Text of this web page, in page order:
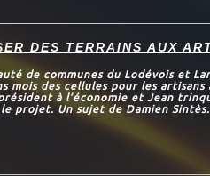
DES TERRAINS AUX
de communes du Lodévois et
mois des cellules pour les artisans
à l’économie et Jean
projet. Un sujet de Damien Sintès.